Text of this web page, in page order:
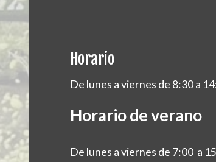
Horario
De lunes a viernes de 8:30 a
Horario de verano
De lunes a viernes de 7:00 a